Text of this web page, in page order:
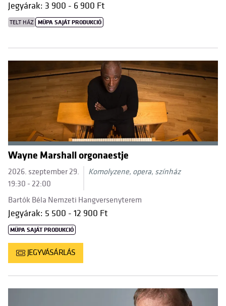
Jegyárak: 3 900 - 6 900 Ft
TELT HÁZ MÜPA SAJÁT PRODUKCIÓ
Wayne Marshall orgonaestje
2026. szeptember 29.
19:30 - 22:00
Komolyzene, opera, színház
Bartók Béla Nemzeti Hangversenyterem
Jegyárak: 5 500 - 12 900 Ft
MÜPA SAJÁT PRODUKCIÓ
JEGYVÁSÁRLÁS